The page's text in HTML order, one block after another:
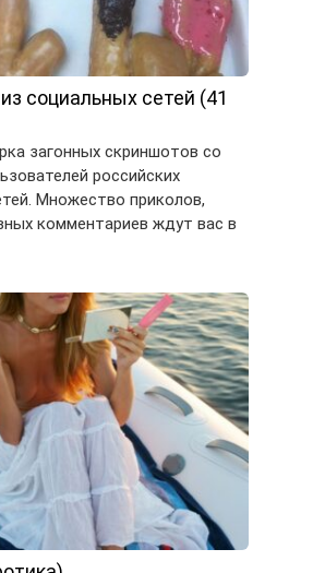
социальных сетей (41
загонных скриншотов со
российских
Множество приколов,
комментариев ждут вас в